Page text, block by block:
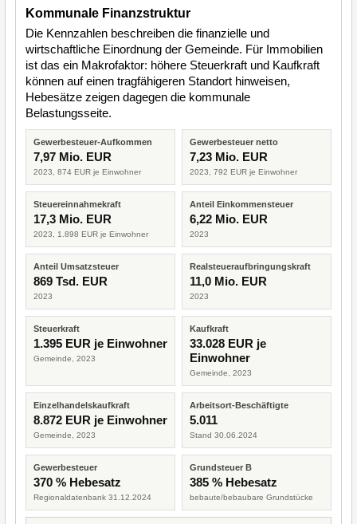
Kommunale Finanzstruktur
Die Kennzahlen beschreiben die finanzielle und
wirtschaftliche Einordnung der Gemeinde. Für Immobilien
ist das ein Makrofaktor: höhere Steuerkraft und Kaufkraft
können auf einen tragfähigeren Standort hinweisen,
Hebesätze zeigen dagegen die kommunale
Belastungsseite.
Gewerbesteuer-Aufkommen
7,97 Mio. EUR
2023, 874 EUR je Einwohner
Gewerbesteuer netto
7,23 Mio. EUR
2023, 792 EUR je Einwohner
Steuereinnahmekraft
17,3 Mio. EUR
2023, 1.898 EUR je Einwohner
Anteil Einkommensteuer
6,22 Mio. EUR
2023
Anteil Umsatzsteuer
869 Tsd. EUR
2023
Realsteueraufbringungskraft
11,0 Mio. EUR
2023
Steuerkraft
1.395 EUR je Einwohner
Gemeinde, 2023
Kaufkraft
33.028 EUR je
Einwohner
Gemeinde, 2023
Einzelhandelskaufkraft
8.872 EUR je Einwohner
Gemeinde, 2023
Arbeitsort-Beschäftigte
5.011
Stand 30.06.2024
Gewerbesteuer
370 % Hebesatz
Regionaldatenbank 31.12.2024
Grundsteuer B
385 % Hebesatz
bebaute/bebaubare Grundstücke